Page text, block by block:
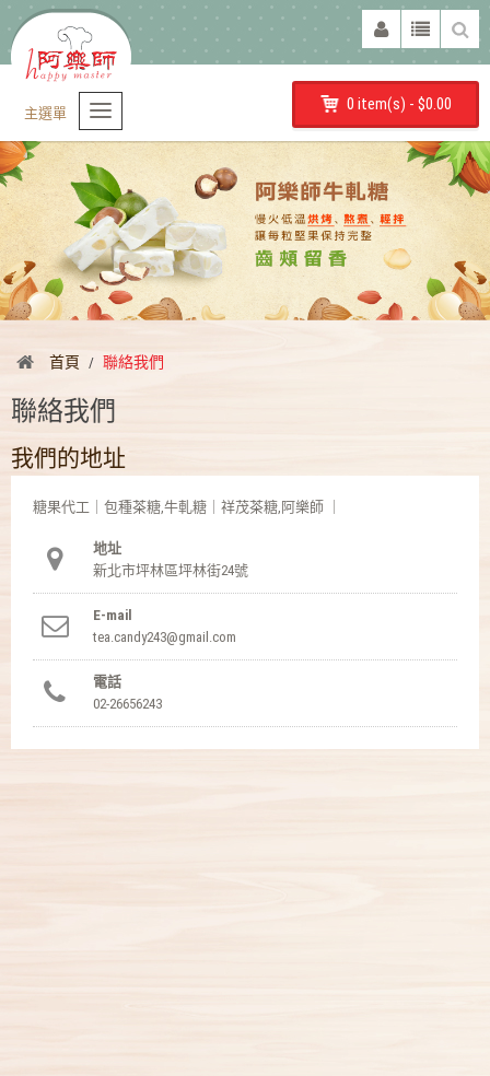
主選單 0 item(s) - $0.00
首頁 聯絡我們
聯絡我們
我們的地址
糖果代工｜包種茶糖,牛軋糖｜祥茂茶糖,阿樂師 ｜
地址
新北市坪林區坪林街24號
E-mail
tea.candy243@gmail.com
電話
02-26656243